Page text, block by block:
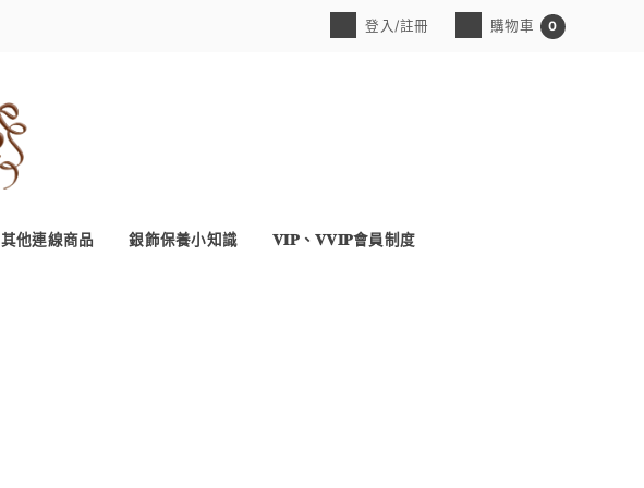
登入/註冊 購物車 0
其他連線商品 銀飾保養小知識 𝐕𝐈𝐏、𝐕𝐕𝐈𝐏會員制度